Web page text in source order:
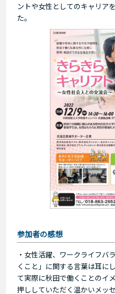
ントや女性としてのキャリア
た。
参加者の感想
・女性活躍、ワークライフバ
くこと」に関する言葉は耳に
て実際に秋田で働くことのイ
押ししていただく温かいメッ